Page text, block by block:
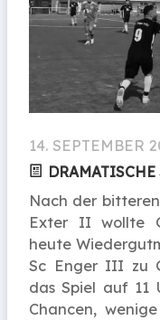
14. SEPTEMBER
Nach der
Exter II wollte
heute
Sc Enger III zu
das Spiel auf 11
Chancen,